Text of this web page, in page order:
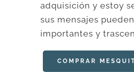
adquisición y estoy
sus mensajes
importantes y
COMPRAR